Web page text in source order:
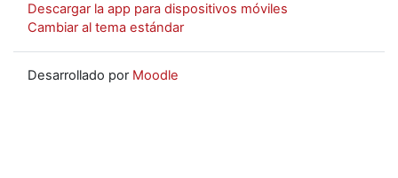
Descargar la app para dispositivos móviles
Cambiar al tema estándar
Desarrollado por Moodle